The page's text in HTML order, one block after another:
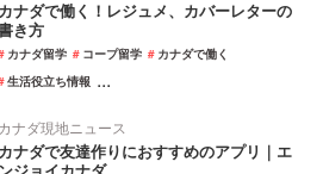
カナダで働く！レジュメ、カバーレターの
き方
カナダ留学 コープ留学
カナダで働く
生活役立ち情報 ...
カナダ現地ニュース
カナダで友達作りにおすすめのアプリ｜エ